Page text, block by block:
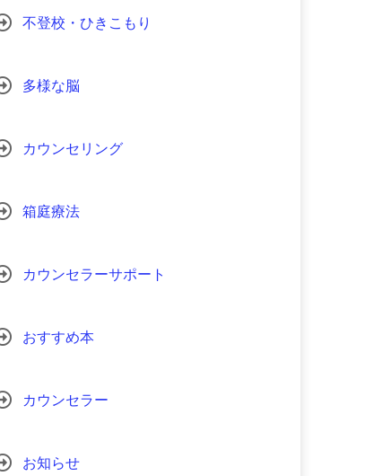
不登校・ひきこもり
多様な脳
カウンセリング
箱庭療法
カウンセラーサポート
おすすめ本
カウンセラー
お知らせ